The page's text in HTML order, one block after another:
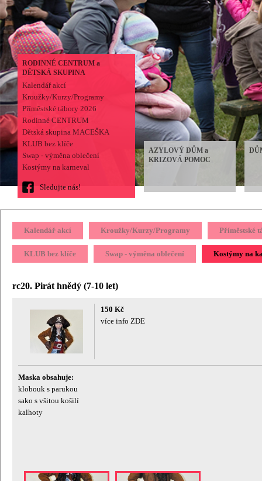
RODINNÉ CENTRUM a
DĚTSKÁ SKUPINA
Kalendář akcí
Kroužky/Kurzy/Programy
Příměstské tábory 2026
Rodinné CENTRUM
Dětská skupina MACEŠKA
KLUB bez klíče
Swap - výměna oblečení
Kostýmy na karneval
Sledujte nás!
AZYLOVÝ DŮM a
KRIZOVÁ POMOC
Kalendář akcí Kroužky/Kurzy/Programy Příměstské
KLUB bez klíče Swap - výměna oblečení Kostýmy na
rc20. Pirát hnědý (7-10 let)
150 Kč
více info ZDE
Maska obsahuje:
klobouk s parukou
sako s všitou košilí
kalhoty